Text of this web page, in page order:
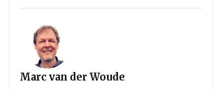
Marc van der Woude